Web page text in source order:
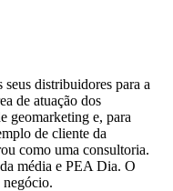
distribuidores para a
de atuação dos
geomarketing e, para
de cliente da
como uma consultoria.
média e PEA Dia. O